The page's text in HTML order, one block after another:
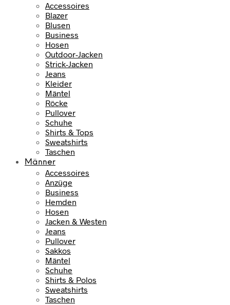
Accessoires
Blazer
Blusen
Business
Hosen
Outdoor-Jacken
Strick-Jacken
Jeans
Kleider
Mäntel
Röcke
Pullover
Schuhe
Shirts & Tops
Sweatshirts
Taschen
Männer
Accessoires
Anzüge
Business
Hemden
Hosen
Jacken & Westen
Jeans
Pullover
Sakkos
Mäntel
Schuhe
Shirts & Polos
Sweatshirts
Taschen